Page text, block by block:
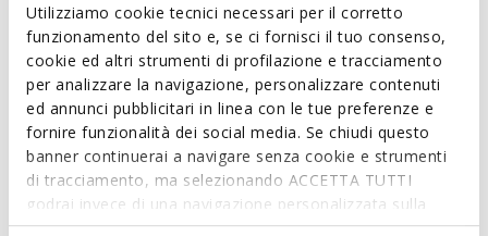
Utilizziamo cookie tecnici necessari per il corretto
funzionamento del sito e, se ci fornisci il tuo consenso,
cookie ed altri strumenti di profilazione e tracciamento
per analizzare la navigazione, personalizzare contenuti
ed annunci pubblicitari in linea con le tue preferenze e
fornire funzionalità dei social media. Se chiudi questo
banner continuerai a navigare senza cookie e strumenti
di tracciamento, ma selezionando ACCETTA TUTTI
godrai invece di una navigazione personalizzata sulla
base dei tuoi gusti ed interessi. Selezionando
Sandali tacco medio
€83,13
1 COLORE
Price reduced from
€129,90
to
Prezzo di listino
-36%
€84,43
Prezzo precedente -2%
Slingback tacco basso
€82,73
1 COLORE
Price reduced from
€119,90
to
Prezzo di listino
-31%
€83,93 Prezzo precedente -1%
ESALTA IL TUO STILE CON LE NOSTRE